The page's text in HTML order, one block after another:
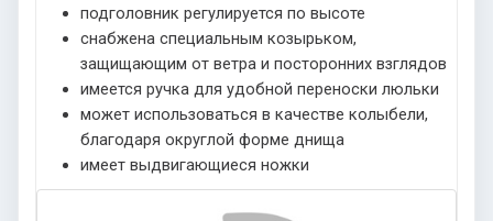
подголовник регулируется по высоте
снабжена специальным козырьком,
защищающим от ветра и посторонних взглядов
имеется ручка для удобной переноски люльки
может использоваться в качестве колыбели,
благодаря округлой форме днища
имеет выдвигающиеся ножки